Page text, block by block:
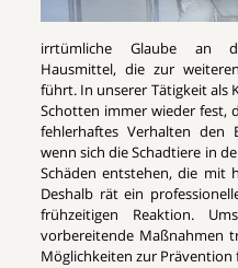
irrtümliche Glaube an
Hausmittel, die zur
führt. In unserer Tätigkeit als
Schotten immer wieder fest,
fehlerhaftes Verhalten den
wenn sich die Schadtiere in
Schäden entstehen, die mit
Deshalb rät ein
frühzeitigen Reaktion.
vorbereitende Maßnahmen
Möglichkeiten zur Prävention